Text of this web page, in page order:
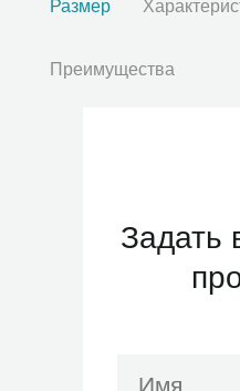
Размер
Преимущества
Задать